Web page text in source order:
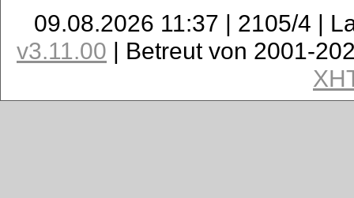
09.08.2026 11:37 | 2105/4 |
v3.11.00 | Betreut von 2001-